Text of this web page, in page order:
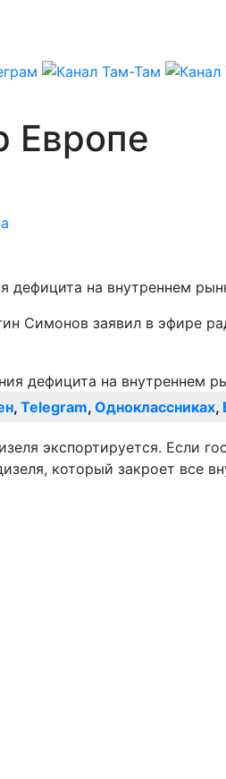
Европе
дефицита на внутреннем
Симонов заявил в эфире
, Telegram, Одноклассниках,
экспортируется. Если
который закроет все